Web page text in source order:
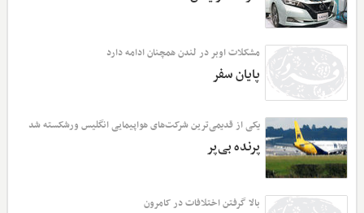
مشکلات اوبر در لندن همچنان ادامه دارد
پایان سفر
یکی از قدیمی‌ترین شرکت‌های هواپیمایی انگلیس ورشکسته شد
پرنده بی‌پر
بالا گرفتن اختلافات در کامرون